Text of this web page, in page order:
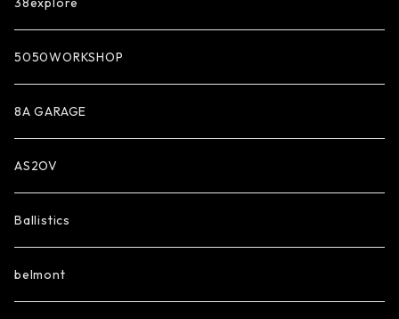
5050WORKSHOP
8A GARAGE
AS2OV
Ballistics
belmont